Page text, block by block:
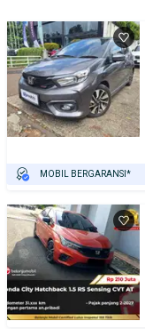
MOBIL BERGARANSI*